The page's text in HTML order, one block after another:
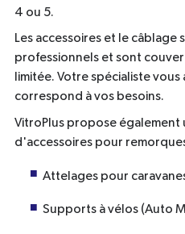
4 ou 5.
Les accessoires et le câblage
professionnels et sont
limitée. Votre spécialiste
correspond à vos besoins.
VitroPlus propose également
d'accessoires pour
Attelages pour
Supports à vélos (Auto